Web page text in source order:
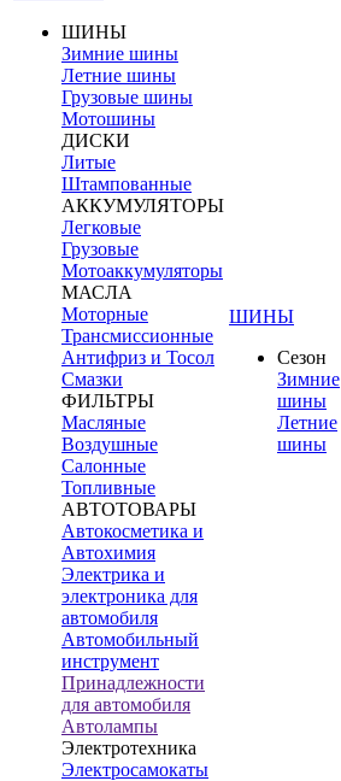
ШИНЫ
Зимние шины
Летние шины
Грузовые шины
Мотошины
ДИСКИ
Литые
Штампованные
АККУМУЛЯТОРЫ
Легковые
Грузовые
Мотоаккумуляторы
МАСЛА
Моторные
Трансмиссионные
Антифриз и Тосол
Смазки
ФИЛЬТРЫ
Масляные
Воздушные
Салонные
Топливные
АВТОТОВАРЫ
Автокосметика и
Автохимия
Электрика и
электроника для
автомобиля
Автомобильный
инструмент
Принадлежности
для автомобиля
Автолампы
Электротехника
Электросамокаты
ШИНЫ
Сезон
Зимние
шины
Летние
шины